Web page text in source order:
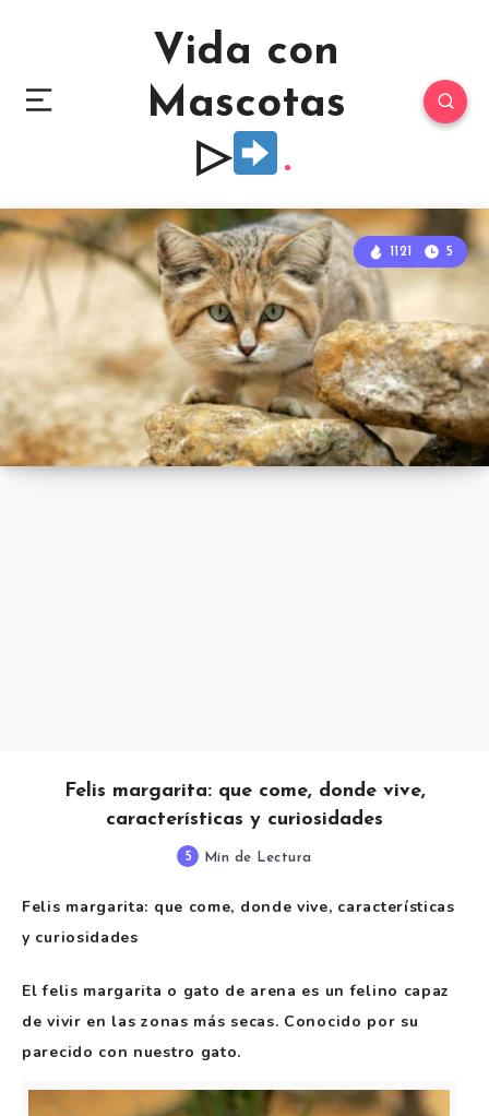
Vida con
Mascotas
▷
Felis margarita: que come, donde vive,
características y curiosidades
1121 5
5 Min de Lectura
Felis margarita: que come, donde vive, características
y curiosidades
El felis margarita o gato de arena es un felino capaz
de vivir en las zonas más secas. Conocido por su
parecido con nuestro gato.